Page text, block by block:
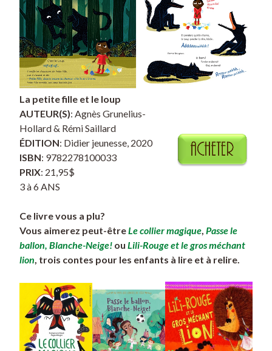
La petite fille et le loup
AUTEUR(S): Agnès Grunelius-
Hollard & Rémi Saillard
ÉDITION: Didier jeunesse, 2020
ISBN: 9782278100033
PRIX: 21,95$
3 à 6 ANS
Ce livre vous a plu?
Vous aimerez peut-êtreLe collier magique, Passe le
ballon, Blanche-Neige! ou Lili-Rouge et le gros méchant
lion, trois contes pour les enfants à lire et à relire.